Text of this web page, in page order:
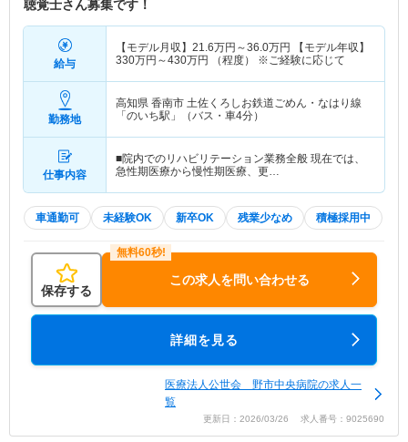
聴覚士さん募集です！
給与
【モデル月収】 21.6万円～36.0万円
【モデル年収】
330万円～430万円 （程度） ※ご経験に応じて
勤務地
高知県 香南市 土佐くろしお鉄道ごめん・なはり線
「のいち駅」（バス・車4分）
仕事内容
■院内でのリハビリテーション業務全般 現在では、
急性期医療から慢性期医療、更…
車通勤可 未経験OK 新卒OK 残業少なめ 積極採用中
保存する
この求人を問い合わせる
詳細を見る
医療法人公世会 野市中央病院の求人一
覧
更新日：2026/03/26 求人番号：9025690